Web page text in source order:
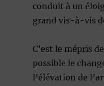
conduit à un
grand vis-à-vis
C’est le mépris
possible le
l’élévation de